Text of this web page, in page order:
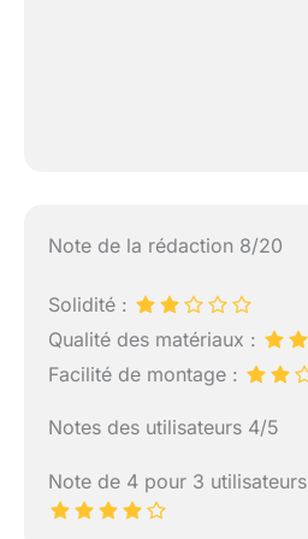
Note de la rédaction 8/20
Solidité :
Qualité des matériaux :
Facilité de montage :
Notes des utilisateurs 4/5
Note de 4 pour 3 utilisateurs